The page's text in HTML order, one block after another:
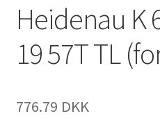
Heidenau K
19 57T TL
776.79 DKK